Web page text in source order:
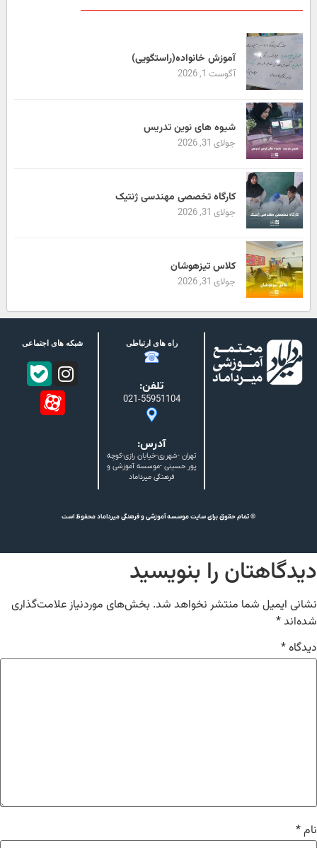
آموزش خانواده(راستگویی)
آگوست 1, 2026
شیوه های نوین تدریس
جولای 31, 2026
کارگاه تخصصی مهندسی ژنتیک
جولای 31, 2026
کلاس تیزهوشان
جولای 31, 2026
راه های ارتباطی
تلفن:
021-55951104
آدرس:
تهران -شهرری-خیابان رازی-کوچه
پور حسینی -موسسه آموزشی و
فرهنگی میرداماد
شبکه های اجتماعی
© تمام حقوق برای سایت موسسه آموزشی و فرهنگی میرداماد محفوظ است
دیدگاهتان را بنویسید
نشانی ایمیل شما منتشر نخواهد شد. بخش‌های موردنیاز علامت‌گذاری
شده‌اند*
دیدگاه*
نام*